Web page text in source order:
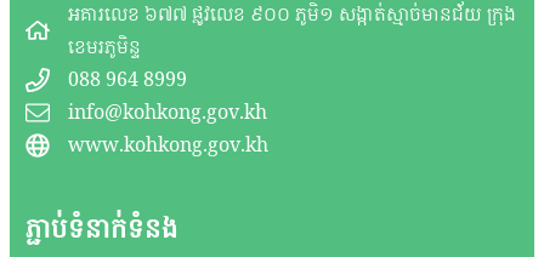
អគារលេខ ៦៧៧ ផ្លូវលេខ ៩០០ ភូមិ១ សង្កាត់ស្មាច់មានជ័យ ក្រុង
ខេមរភូមិន្ទ
088 964 8999
info@kohkong.gov.kh
www.kohkong.gov.kh
ភ្ជាប់ទំនាក់ទំនង